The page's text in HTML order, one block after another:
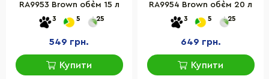
RA9953 Brown об`єм 15 л
3 5 25
549 грн.
Купити
RA9954 Brown об`єм 20 л
3 5 25
649 грн.
Купити